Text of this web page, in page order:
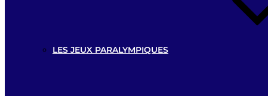
LES JEUX PARALYMPIQUES